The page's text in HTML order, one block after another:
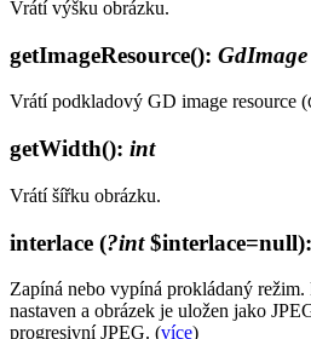
Vrátí výšku obrázku.
getImageResource(): GdImage
Vrátí podkladový GD image resource (
getWidth(): int
Vrátí šířku obrázku.
interlace (?int$interlace=null):
Zapíná nebo vypíná prokládaný
nastaven a obrázek je uložen jako
progresivní JPEG. (více)